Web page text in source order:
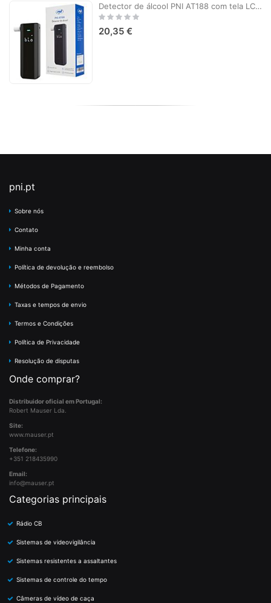
Detector de álcool PNI AT188 com tela LCD, alarme sonoro e leve
Rating:
20,35 €
pni.pt
Sobre nós
Contato
Minha conta
Política de devolução e reembolso
Métodos de Pagamento
Taxas e tempos de envio
Termos e Condições
Política de Privacidade
Resolução de disputas
Onde comprar?
Distribuidor oficial em Portugal:
Robert Mauser Lda.
Site:
www.mauser.pt
Telefone:
+351 218435990
Email:
info@mauser.pt
Categorias principais
Rádio CB
Sistemas de videovigilância
Sistemas resistentes a assaltantes
Sistemas de controle do tempo
Câmeras de vídeo de caça